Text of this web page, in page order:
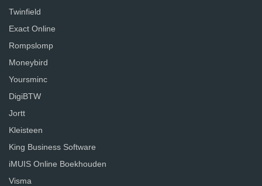
Twinfield
Exact Online
Rompslomp
Moneybird
Yoursminc
DigiBTW
Jortt
Kleisteen
King Business Software
iMUIS Online Boekhouden
Visma